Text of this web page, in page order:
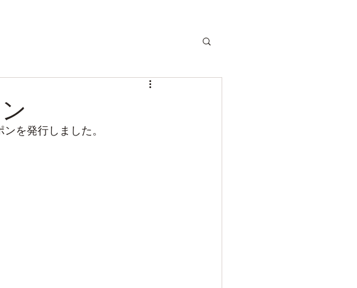
を発行しました。